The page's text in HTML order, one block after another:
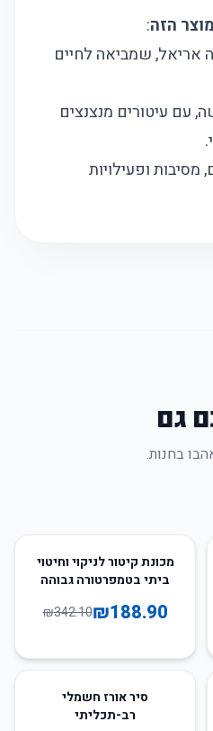
:
שמביאה לחיים
עם עיטורים מנצנצים
מסיבות ופעילויות
גם
בחנות.
45%מכונת קיטור לניקוי וחיטוי
ביתי בטמפרטורה גבוהה
₪188.90
₪342.10
סיר אורז חשמלי
רב-תכליתי